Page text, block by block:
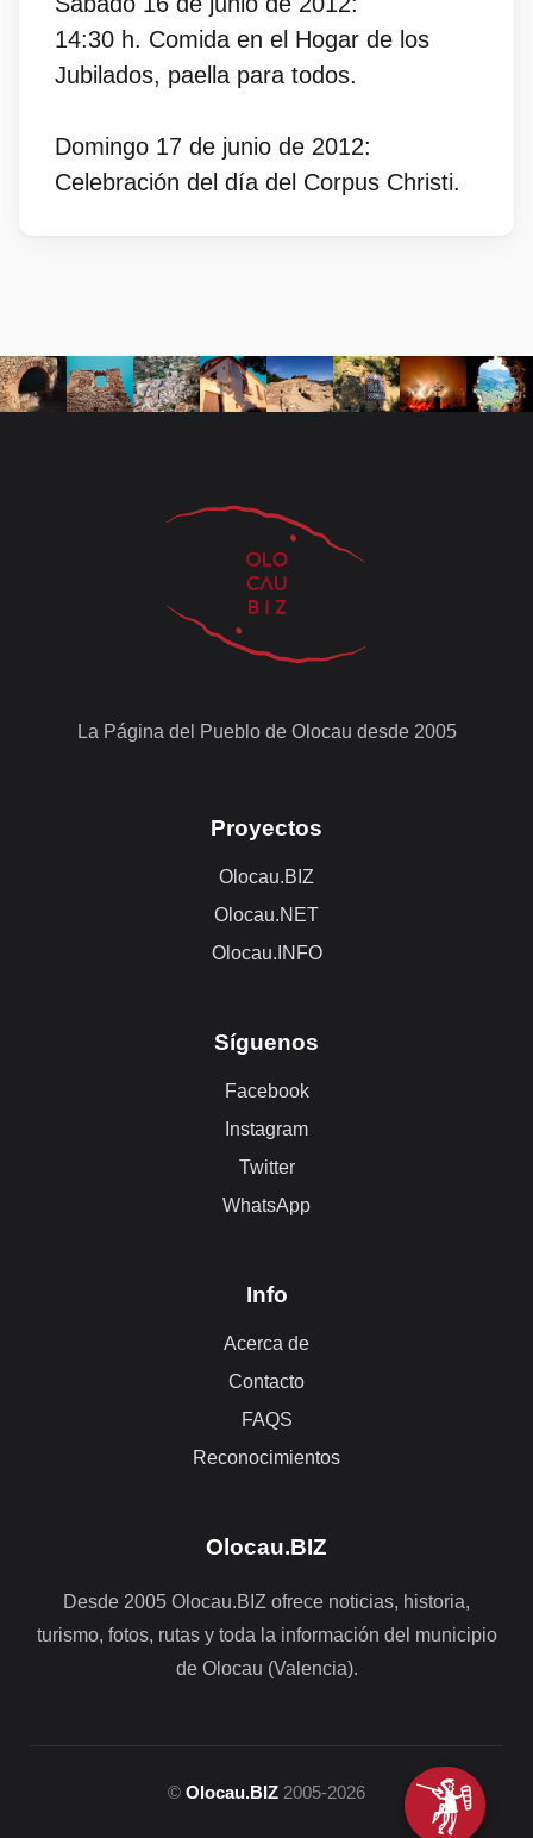
14:30 h. Comida en el Hogar de los
Jubilados, paella para todos.
Domingo 17 de junio de 2012:
Celebración del día del Corpus Christi.
La Página del Pueblo de Olocau desde 2005
Proyectos
Olocau.BIZ
Olocau.NET
Olocau.INFO
Síguenos
Facebook
Instagram
Twitter
WhatsApp
Info
Acerca de
Contacto
FAQS
Reconocimientos
Olocau.BIZ
Desde 2005 Olocau.BIZ ofrece noticias, historia,
turismo, fotos, rutas y toda la información del municipio
de Olocau (Valencia).
© Olocau.BIZ 2005-2026